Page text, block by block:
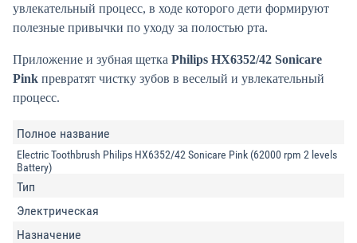
увлекательный процесс, в ходе которого дети формируют
полезные привычки по уходу за полостью рта.
Приложение и зубная щетка Philips HX6352/42 Sonicare
Pink превратят чистку зубов в веселый и увлекательный
процесс.
Полное название
Electric Toothbrush Philips HX6352/42 Sonicare Pink (62000 rpm 2 levels
Battery)
Тип
Электрическая
Назначение